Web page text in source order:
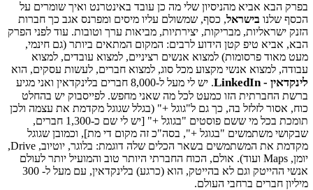
בפרק הבא אביא מהניסיון שלי מה כן עובד באינטרנט ואיך שומרים על
הכסף שלנו בישראל, כסף, שמשולם עליו מיסים ומפרנס אגב כך חברות
הזנק ישראליות, מבריקות, יצירתיות, מביאות ערך וטובות. עוד לפני הפרק
הבא, אביא טיפ קטן הידוע לרבים: המקום המתאים ביותר (גם חינמי,
מעט מאוד פרסומות) למצוא אנשים רציניים, למצוא עובדים, למצוא
עבודה, למצוא אנשי מקצוע מכל סוג, למצוא חברים, לעשות עסקים, הוא
לינקדאין - LinkedIn
. יש לי מעל ל-8,000 חברים בלינקדאין ואני מגיע
ברשת החברתית הזו כמעט לכל מה שאני מחפש. לפייסבוק יש בהחלט
כוח, אסור לזלזל בה, כך גם ל"גוגל +" (בגלל שגוגל מקדמת את עצמה ולכן
תומכת בכל מי ששם פוסטים "בגוגל +" [יש לי שם כ-1,300 חברים,
שבקושי משתמשים "בגוגל +", בסה"כ זה מקום די מת], וכמובן שגוגל
מקדמת את המשתמשים בשאר הכלים שלה דוגמת: בלוגר, יוטיוב, Drive,
יומן, Maps ועוד). אולם, הכוח החברתי היותר טוב והמועיל יותר לעולם
אנשי ההייטק וגם לא בהייטק, הוא (כרגע) בלינקדאין, עם מעל ל- 300
מיליון חברים ברחבי העולם.